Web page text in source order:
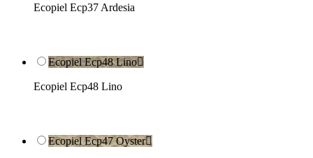
Ecopiel Ecp37 Ardesia
Ecopiel Ecp48 Lino
Ecopiel Ecp48 Lino
Ecopiel Ecp47 Oyster